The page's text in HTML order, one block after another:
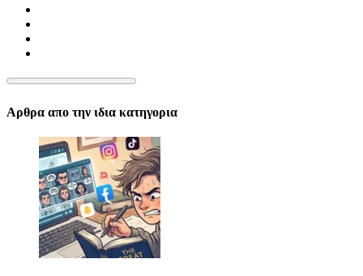
Αρθρα απο την ιδια κατηγορια